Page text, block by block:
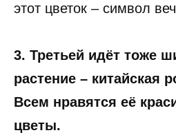
этот цветок – символ
3. Третьей идёт тоже
растение – китайская
Всем нравятся её
цветы.